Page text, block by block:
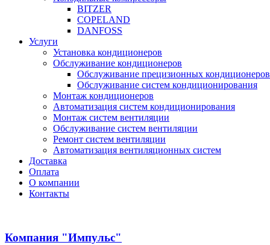
BITZER
COPELAND
DANFOSS
Услуги
Установка кондиционеров
Обслуживание кондиционеров
Обслуживание прецизионных кондиционеров
Обслуживание систем кондиционирования
Монтаж кондиционеров
Автоматизация систем кондиционирования
Монтаж систем вентиляции
Обслуживание систем вентиляции
Ремонт систем вентиляции
Автоматизация вентиляционных систем
Доставка
Оплата
О компании
Контакты
Компания "Импульс"